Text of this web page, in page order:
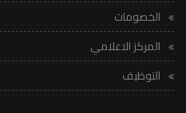
الخصومات
المركز الاعلامي
التوظيف